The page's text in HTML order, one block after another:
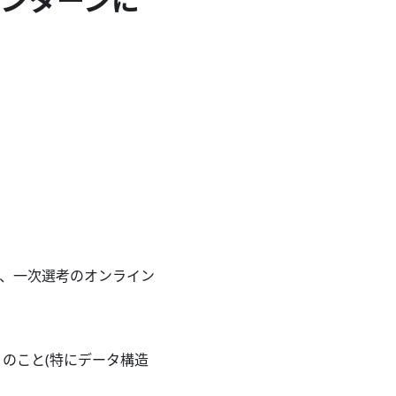
一次選考のオンライン
こと(特にデータ構造